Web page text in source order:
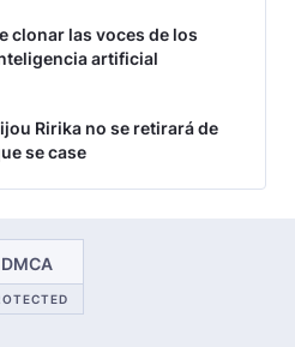
clonar las voces de los
artificial
Ririka no se retirará de
se case
DMCA